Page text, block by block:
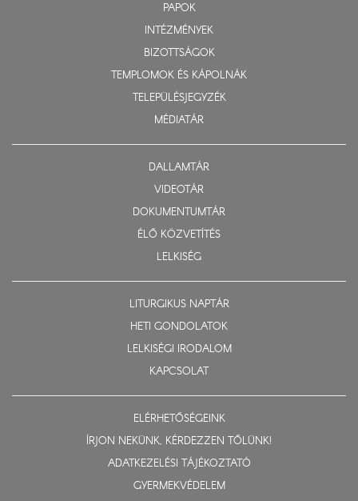
PAPOK
INTÉZMÉNYEK
BIZOTTSÁGOK
TEMPLOMOK ÉS KÁPOLNÁK
TELEPÜLÉSJEGYZÉK
MÉDIATÁR
DALLAMTÁR
VIDEOTÁR
DOKUMENTUMTÁR
ÉLŐ KÖZVETÍTÉS
LELKISÉG
LITURGIKUS NAPTÁR
HETI GONDOLATOK
LELKISÉGI IRODALOM
KAPCSOLAT
ELÉRHETŐSÉGEINK
ÍRJON NEKÜNK, KÉRDEZZEN TŐLÜNK!
ADATKEZELÉSI TÁJÉKOZTATÓ
GYERMEKVÉDELEM